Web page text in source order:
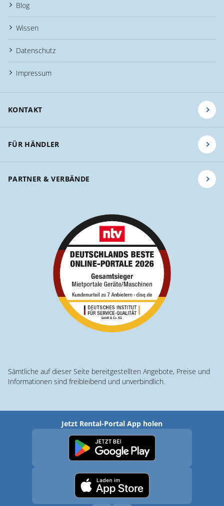
Blog
Wissen
Datenschutz
Impressum
KONTAKT
FÜR HÄNDLER
PARTNER & VERBÄNDE
Sämtliche auf dieser Seite bereitgestellten Angebote, Preise und
Informationen sind freibleibend und unverbindlich.
Jetzt Rental-Portal App holen